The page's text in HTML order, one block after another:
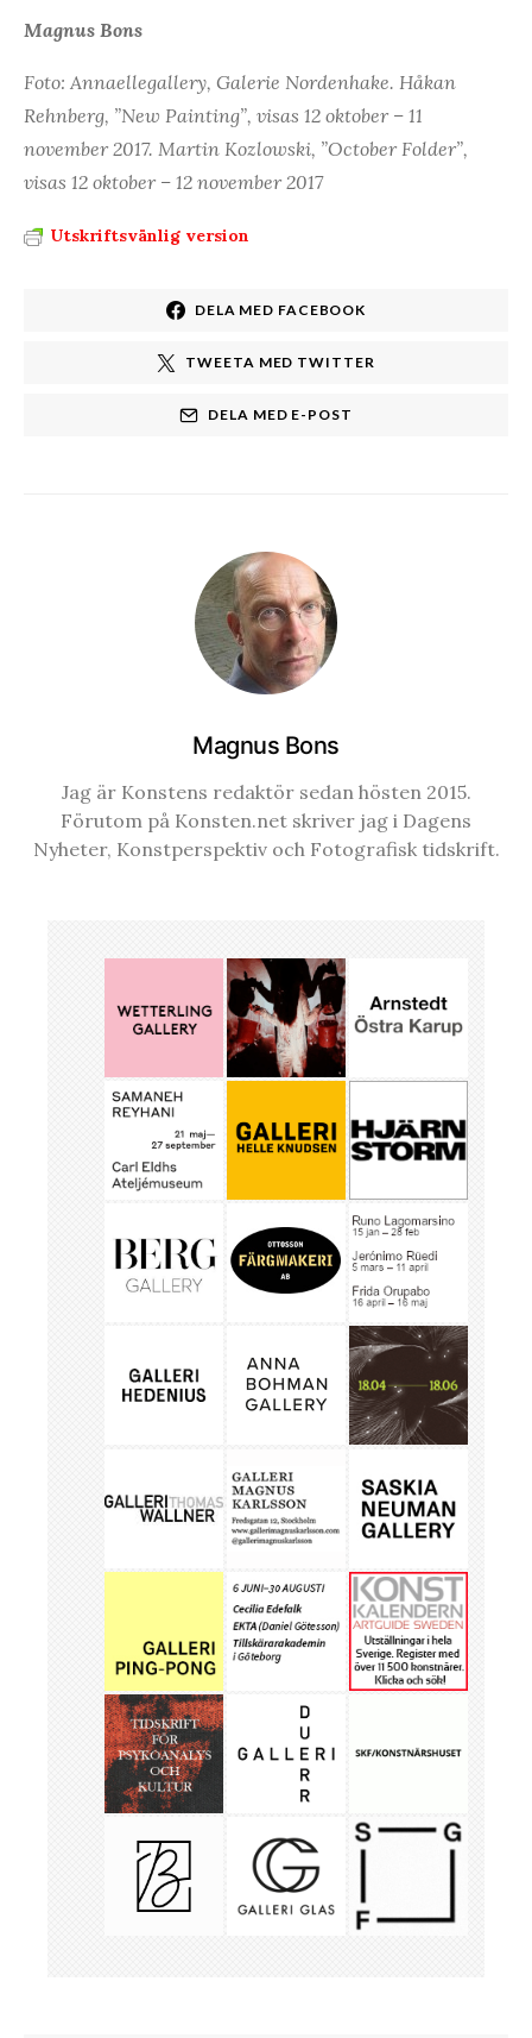
Magnus Bons
Foto: Annaellegallery, Galerie Nordenhake. Håkan
Rehnberg, ”New Painting”, visas 12 oktober – 11
november 2017. Martin Kozlowski, ”October Folder”,
visas 12 oktober – 12 november 2017
Utskriftsvänlig version
DELA MED FACEBOOK
TWEETA MED TWITTER
DELA MED E-POST
Magnus Bons
Jag är Konstens redaktör sedan hösten 2015.
Förutom på Konsten.net skriver jag i Dagens
Nyheter, Konstperspektiv och Fotografisk tidskrift.